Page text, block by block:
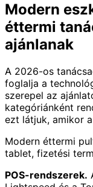
Modern
éttermi
ajánlanak
A 2026-os
foglalja a
szerepel az
kategóriánként
ezt látjuk, amikor
Modern éttermi
tablet, fizetési
POS-rendszerek.